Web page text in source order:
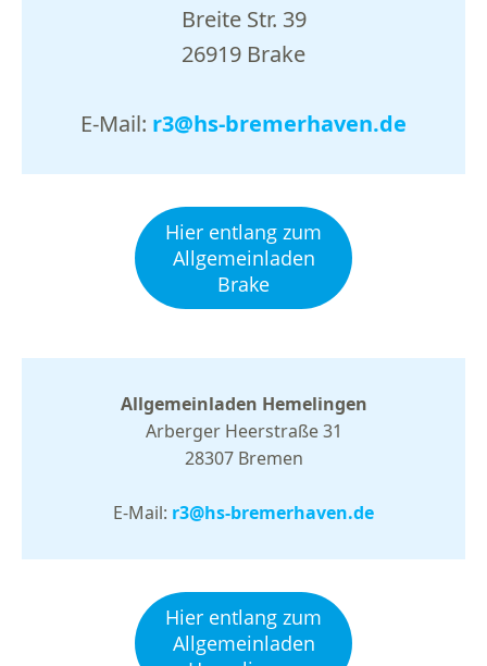
Breite Str. 39
26919 Brake
E-Mail: r3@hs-bremerhaven.de
Hier entlang zum
Allgemeinladen
Brake
Allgemeinladen Hemelingen
Arberger Heerstraße 31
28307 Bremen
E-Mail: r3@hs-bremerhaven.de
Hier entlang zum
Allgemeinladen